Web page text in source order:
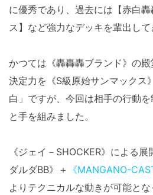
に優秀であり、過去には【赤白
ス】など強力なデッキを輩出して
かつては《轟轟轟ブランド》の
決定力を《S級原始サンマックス
白」ですが、今回は相手の行動
と手を組みました。
《ジェイ－SHOCKER》による
ダルダBB》＋ 《MANGANO-
よりテクニカルな動きが可能と